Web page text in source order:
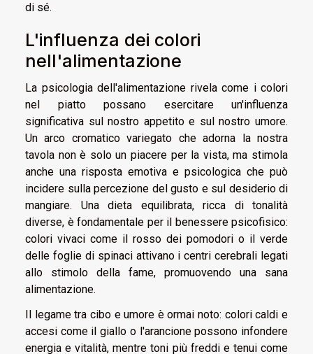
di sé.
L'influenza dei colori
nell'alimentazione
La psicologia dell'alimentazione rivela come i colori
nel piatto possano esercitare un'influenza
significativa sul nostro appetito e sul nostro umore.
Un arco cromatico variegato che adorna la nostra
tavola non è solo un piacere per la vista, ma stimola
anche una risposta emotiva e psicologica che può
incidere sulla percezione del gusto e sul desiderio di
mangiare. Una dieta equilibrata, ricca di tonalità
diverse, è fondamentale per il benessere psicofisico:
colori vivaci come il rosso dei pomodori o il verde
delle foglie di spinaci attivano i centri cerebrali legati
allo stimolo della fame, promuovendo una sana
alimentazione.
Il legame tra cibo e umore è ormai noto: colori caldi e
accesi come il giallo o l'arancione possono infondere
energia e vitalità, mentre toni più freddi e tenui come